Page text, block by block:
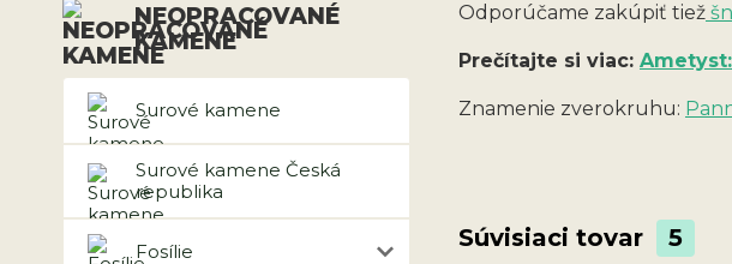
NEOPRACOVANÉ
KAMENE
Surové kamene
Surové kamene Česká
republika
Fosílie
Odporúčame zakúpiť tiež
Prečítajte si viac:
Znamenie zverokruhu:
Súvisiaci tovar 5